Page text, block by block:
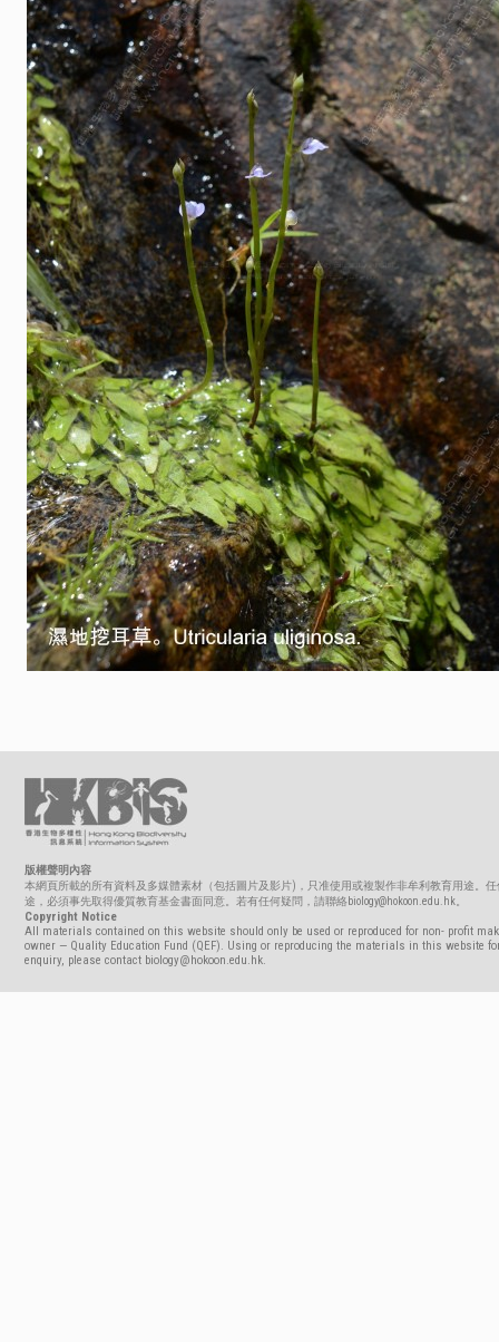
版權聲明內容
本網頁所載的所有資料及多媒體素材（包括圖片及影片)，只准使用或複製作非牟利教育用途。
途，必須事先取得優質教育基金書面同意。若有任何疑問，請聯絡biology@hokoon.edu.hk。
Copyright Notice
All materials contained on this website should only be used or reproduced for non- profit
owner — Quality Education Fund (QEF). Using or reproducing the materials in this website
enquiry, please contact biology@hokoon.edu.hk.